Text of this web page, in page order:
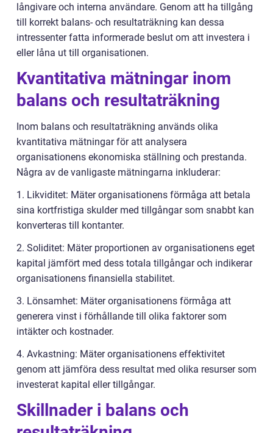
långivare och interna användare. Genom att ha tillgång
till korrekt balans- och resultaträkning kan dessa
intressenter fatta informerade beslut om att investera i
eller låna ut till organisationen.
Kvantitativa mätningar inom
balans och resultaträkning
Inom balans och resultaträkning används olika
kvantitativa mätningar för att analysera
organisationens ekonomiska ställning och prestanda.
Några av de vanligaste mätningarna inkluderar:
1. Likviditet: Mäter organisationens förmåga att betala
sina kortfristiga skulder med tillgångar som snabbt kan
konverteras till kontanter.
2. Soliditet: Mäter proportionen av organisationens eget
kapital jämfört med dess totala tillgångar och indikerar
organisationens finansiella stabilitet.
3. Lönsamhet: Mäter organisationens förmåga att
generera vinst i förhållande till olika faktorer som
intäkter och kostnader.
4. Avkastning: Mäter organisationens effektivitet
genom att jämföra dess resultat med olika resurser som
investerat kapital eller tillgångar.
Skillnader i balans och